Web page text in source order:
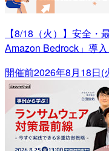
【8/18（火）】安全
Amazon Bedrock」導
開催前2026年8月18日(